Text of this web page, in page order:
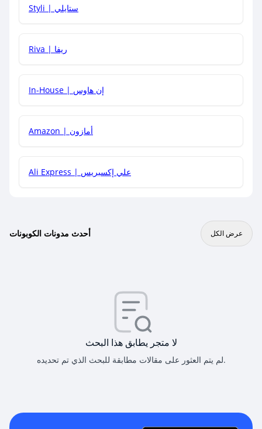
هل يمكنني جمع كود خصم مع العروض الأخرى؟
Styli | ستايلي
Riva | ريفا
In-House | إن هاوس
Amazon | أمازون
Ali Express | علي إكسبريس
أحدث مدونات الكوبونات عرض الكل
لا متجر يطابق هذا البحث
لم يتم العثور على مقالات مطابقة للبحث الذي تم تحديده.